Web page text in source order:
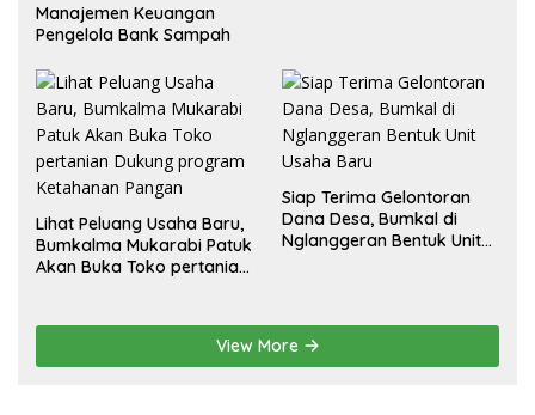
Manajemen Keuangan
Pengelola Bank Sampah
Lihat Peluang Usaha Baru,
Bumkalma Mukarabi Patuk
Akan Buka Toko pertanian
Siap Terima Gelontoran
Dana Desa, Bumkal di
Nglanggeran Bentuk Unit
View More